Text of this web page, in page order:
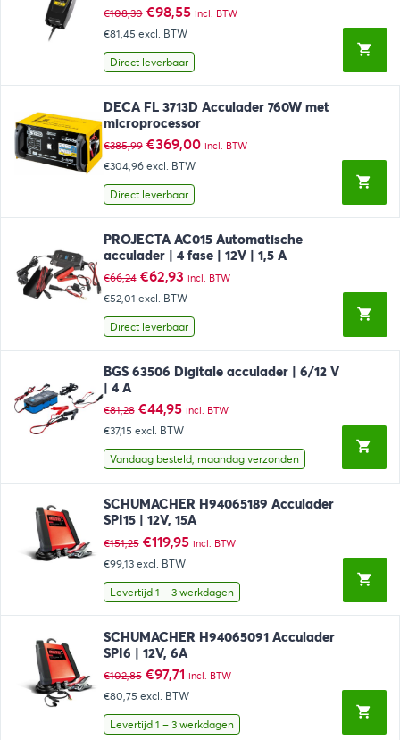
€108,30 Oorspronkelijke
prijs
was:
€108,30.
€98,55Huidige
€98,55.
incl. BTW
€81,45 excl. BTW
Direct leverbaar
DECA FL 3713D Acculader 760W met
microprocessor
€385,99 Oorspronkelijke
prijs
was:
€385,99.
€369,00Huidige
incl. BTW
€304,96 excl. BTW
Direct leverbaar
PROJECTA AC015 Automatische
acculader | 4 fase | 12V | 1,5 A
€66,24 Oorspronkelijke
prijs
was:
€66,24.
€62,93Huidige
prijs
is:
€62,93.
incl. BTW
€52,01 excl. BTW
Direct leverbaar
BGS 63506 Digitale acculader | 6/12 V
| 4 A
€81,28 Oorspronkelijke
prijs
was:
€81,28.
€44,95Huidige
prijs
is:
€44,95.
incl. BTW
€37,15 excl. BTW
Vandaag besteld, maandag verzonden
SCHUMACHER H94065189 Acculader
SPI15 | 12V, 15A
€151,25 Oorspronkelijke
prijs
was:
€151,25.
€119,95Huidige
€119,95.
incl. BTW
€99,13 excl. BTW
Levertijd 1 – 3 werkdagen
SCHUMACHER H94065091 Acculader
SPI6 | 12V, 6A
€102,85 Oorspronkelijke
prijs
was:
€102,85.
€97,71Huidige
prijs
is:
€97,71.
incl. BTW
€80,75 excl. BTW
Levertijd 1 – 3 werkdagen